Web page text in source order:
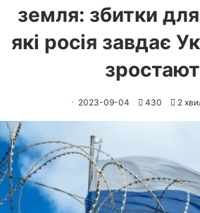
земля: збитки
які росія завдає
2023-09-04 430 2